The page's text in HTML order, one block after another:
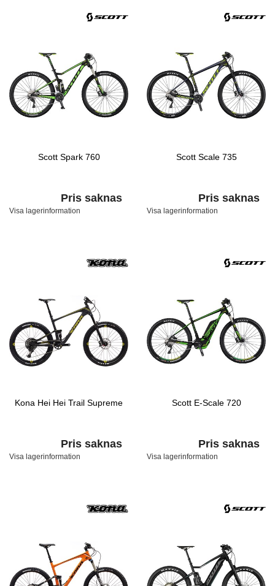
Scott Spark 760
Pris saknas
Visa lagerinformation
Scott Scale 735
Pris saknas
Visa lagerinformation
Kona Hei Hei Trail Supreme
Pris saknas
Visa lagerinformation
Scott E-Scale 720
Pris saknas
Visa lagerinformation